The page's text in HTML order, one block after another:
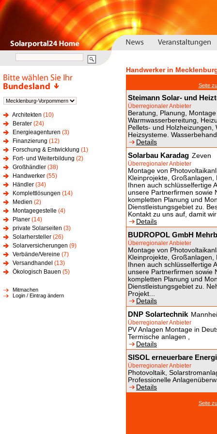
Architekten (10)
Berater (24)
Energieagenturen (3)
Finanzierung (12)
Forschung & Entwicklung (1)
Fort- und Weiterbildung (2)
Großhändler (38)
Handwerker (55)
Händler (34)
Komplettlösungen (14)
Medien (2)
Montagegestelle (4)
Planer (14)
private Solarseiten (3)
Solarhersteller (26)
Solarversicherungen (9)
Verbände/Vereine (7)
Versandhandel (13)
Ökologisch Bauen (5)
Mitmachen
Login / Eintrag ändern
Handwerker in
Seite
Steimann Solar- und
Überregionaler Anbieter
Beratung, Planung,
Warmwasserbereitung,
Pellets- und
Heizsysteme.
Details
Solarbau Karadag Zeven
Überregionaler Anbieter
Montage von
Kleinprojekte,
Ihnen auch schlüsselfertige
unsere Partnerfirmen sowie
kompletten Planung und
Dienstleistungsgebiet zu.
Kontakt zu uns auf, damit
Details
BUDROPOL GmbH
Überregionaler Anbieter
Montage von
Kleinprojekte,
Ihnen auch schlüsselfertige
unsere Partnerfirmen sowie
kompletten Planung und
Dienstleistungsgebiet zu.
Projekt...
Details
DNP Solartechnik
Überregionaler Anbieter
PV Anlagen Montage in
Termische anlagen ,
Details
SISOL erneuerbare
Überregionaler Anbieter
Photovoltaik,
Professionelle
Details
Seite